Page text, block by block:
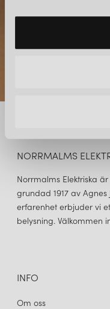
NORRMALMS
Norrmalms Elektriska
grundad 1917 av
erfarenhet erbjuder vi
belysning. Välkommen
INFO
Om oss